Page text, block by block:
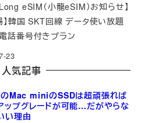
eSIM（小龍eSIM）お知らせ】
】韓国 SKT回線 データ使い放題
話番号付きプラン
23
人気記事
Mac miniのSSDは超頑張れば
ップグレードが可能…だがやらな
い理由